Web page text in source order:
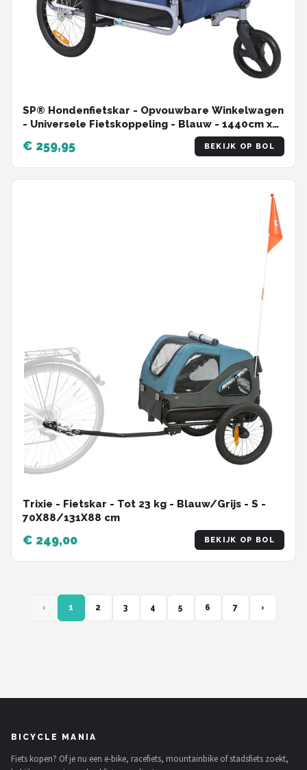
SP® Hondenfietskar - Opvouwbare Winkelwagen
- Universele Fietskoppeling - Blauw - 1440cm x
€ 259,95 BEKIJK OP BOL
Trixie - Fietskar - Tot 23 kg - Blauw/Grijs - S -
70X88/131X88 cm
€ 249,00 BEKIJK OP BOL
‹ 1 2 3 4 5 6 7 ›
BICYCLE MANIA
Fiets kopen? Of je nu een e-bike, racefiets, mountainbike of stadsfiets zoekt,